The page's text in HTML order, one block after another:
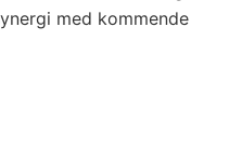
med kommende